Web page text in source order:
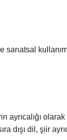
ayrıcalığı
dışı dil, şiir